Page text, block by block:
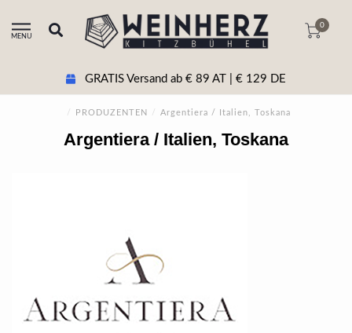
MENU
0
GRATIS Versand ab € 89 AT | € 129 DE
/ PRODUZENTEN / Argentiera / Italien, Toskana
Argentiera / Italien, Toskana